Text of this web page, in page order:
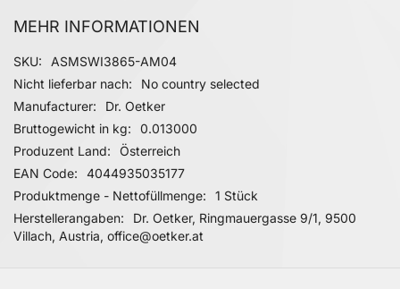
MEHR INFORMATIONEN
Mehr Informationen
SKU
ASMSWI3865-AM04
Nicht lieferbar nach
No country selected
Manufacturer
Dr. Oetker
Bruttogewicht in kg
0.013000
Produzent Land
Österreich
EAN Code
4044935035177
Produktmenge - Nettofüllmenge
1 Stück
Herstellerangaben
Dr. Oetker, Ringmauergasse 9/1, 9500
Villach, Austria, office@oetker.at